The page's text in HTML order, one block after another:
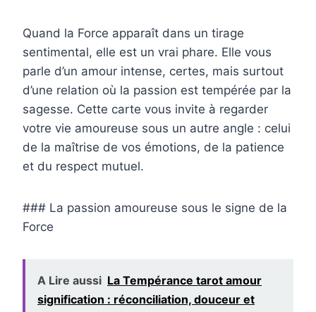
Quand la Force apparaît dans un tirage
sentimental, elle est un vrai phare. Elle vous
parle d’un amour intense, certes, mais surtout
d’une relation où la passion est tempérée par la
sagesse. Cette carte vous invite à regarder
votre vie amoureuse sous un autre angle : celui
de la maîtrise de vos émotions, de la patience
et du respect mutuel.
### La passion amoureuse sous le signe de la
Force
A Lire aussi La Tempérance tarot amour
signification : réconciliation, douceur et